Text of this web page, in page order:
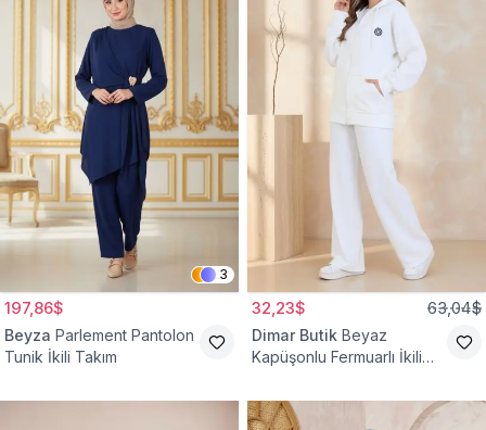
3
197,86$
Beyza Parlement Pantolon
Tunik İkili Takım
32,23$ 63,04$
Dimar Butik Beyaz
Kapüşonlu Fermuarlı İkili